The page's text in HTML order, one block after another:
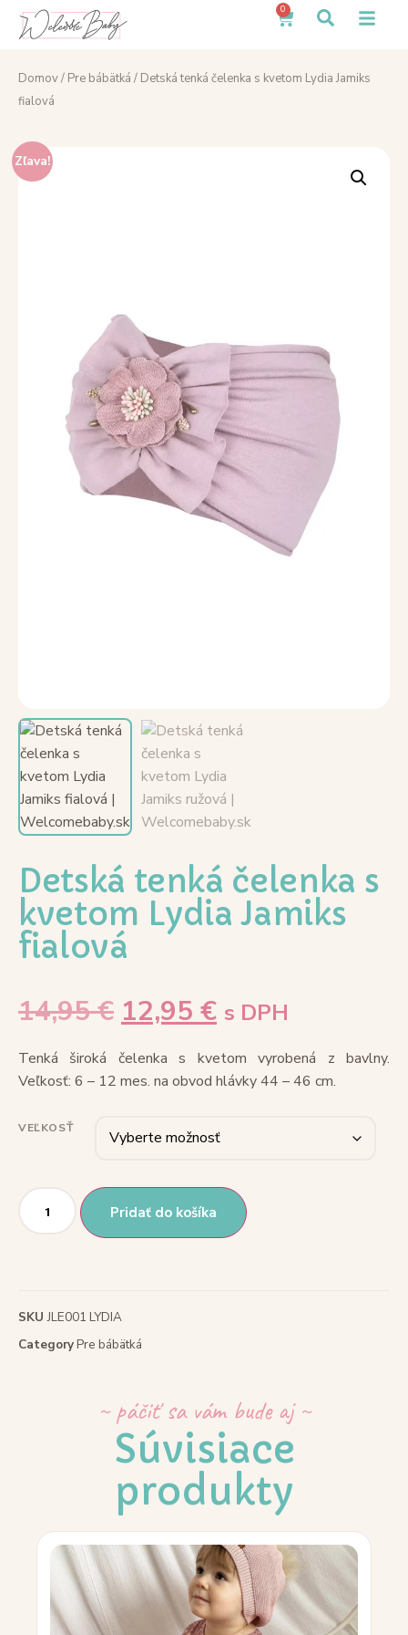
0
Domov/ Pre bábätká / Detská tenká čelenka s kvetom Lydia Jamiks
fialová
Zľava!
Detská tenká čelenka s
kvetom Lydia Jamiks
fialová
14,95€ 12,95 € s DPH
Tenká široká čelenka s kvetom vyrobená z bavlny.
Veľkosť: 6 – 12 mes. na obvod hlávky 44 – 46 cm.
VEĽKOSŤ
Pridať do košíka
SKUJLE001 LYDIA
CategoryPre bábätká
~ páčiť sa vám bude aj ~
Súvisiace
produkty